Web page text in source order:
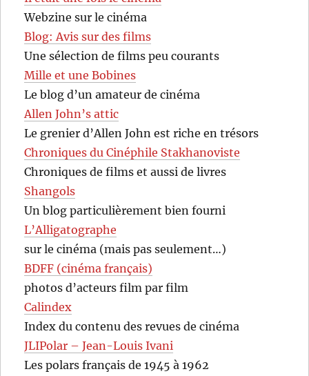
Webzine sur le cinéma
Blog: Avis sur des films
Une sélection de films peu courants
Mille et une Bobines
Le blog d’un amateur de cinéma
Allen John’s attic
Le grenier d’Allen John est riche en trésors
Chroniques du Cinéphile Stakhanoviste
Chroniques de films et aussi de livres
Shangols
Un blog particulièrement bien fourni
L’Alligatographe
sur le cinéma (mais pas seulement…)
BDFF (cinéma français)
photos d’acteurs film par film
Calindex
Index du contenu des revues de cinéma
JLIPolar – Jean-Louis Ivani
Les polars français de 1945 à 1962